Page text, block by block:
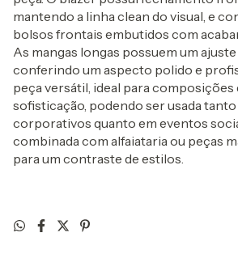
mantendo a linha clean do visual, e
bolsos frontais embutidos com
As mangas longas possuem um
conferindo um aspecto polido e
peça versátil, ideal para composições
sofisticação, podendo ser usada
corporativos quanto em eventos
combinada com alfaiataria ou peças
para um contraste de estilos.